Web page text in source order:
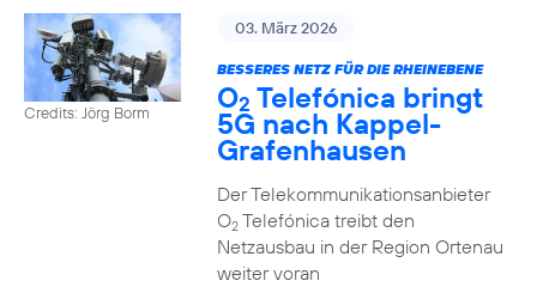
Credits: Jörg Borm
03. März 2026
BESSERES NETZ FÜR DIE RHEINEBENE
O2 Telefónica bringt
5G nach Kappel-
Grafenhausen
Der Telekommunikationsanbieter
O2Telefónica treibt den
Netzausbau in der Region Ortenau
weiter voran